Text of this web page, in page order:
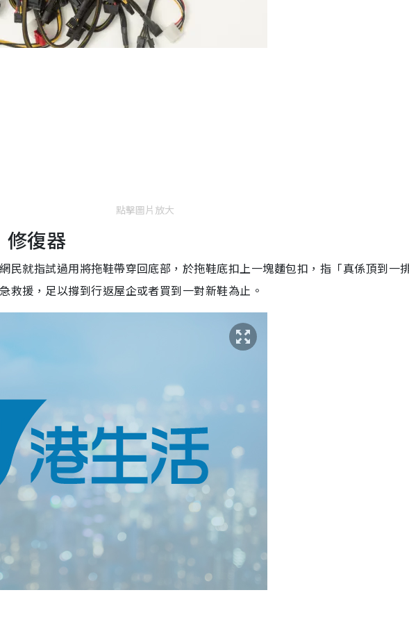
點擊圖片放大
修復器
民就指試過用將拖鞋帶穿回底部，於拖鞋底扣上一塊麵包扣，指「真係頂到一
救援，足以撐到行返屋企或者買到一對新鞋為止。